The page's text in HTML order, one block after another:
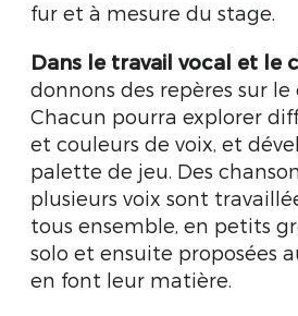
fur et à mesure du stage.
Dans le travail vocal et le
donnons des repères sur le
Chacun pourra explorer
et couleurs de voix, et
palette de jeu. Des
plusieurs voix sont
tous ensemble, en petits
solo et ensuite proposées
en font leur matière.